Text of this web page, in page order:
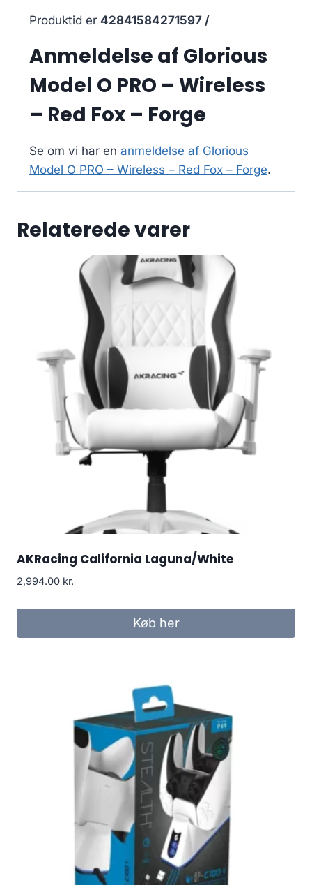
Produktid er 42841584271597 /
Anmeldelse af Glorious
Model O PRO – Wireless
– Red Fox – Forge
Se om vi har en anmeldelse af Glorious
Model O PRO – Wireless – Red Fox – Forge.
Relaterede varer
AKRacing California Laguna/White
2,994.00 kr.
Køb her